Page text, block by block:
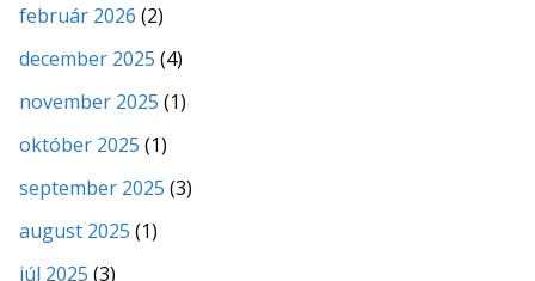
február 2026 (2)
december 2025 (4)
november 2025 (1)
október 2025 (1)
september 2025 (3)
august 2025 (1)
júl 2025 (3)